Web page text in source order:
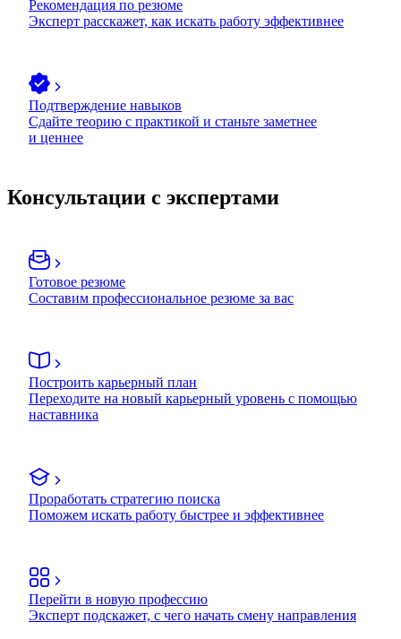
Рекомендация по резюме
Эксперт расскажет, как искать работу эффективнее
Подтверждение навыков
Сдайте теорию с практикой и станьте заметнее
и ценнее
Консультации с экспертами
Готовое резюме
Составим профессиональное резюме за вас
Построить карьерный план
Переходите на новый карьерный уровень с помощью
наставника
Проработать стратегию поиска
Поможем искать работу быстрее и эффективнее
Перейти в новую профессию
Эксперт подскажет, с чего начать смену направления